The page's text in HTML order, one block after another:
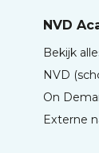
NVD
Bekijk
NVD
On
Externe